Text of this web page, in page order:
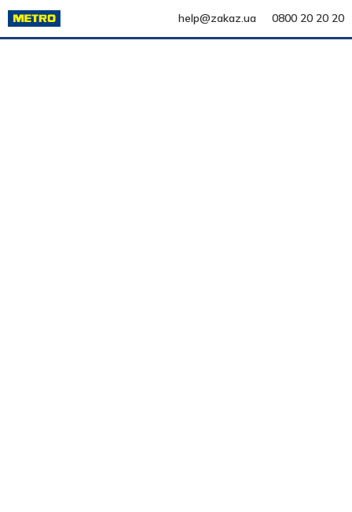
help@zakaz.ua 0800 20 20 20